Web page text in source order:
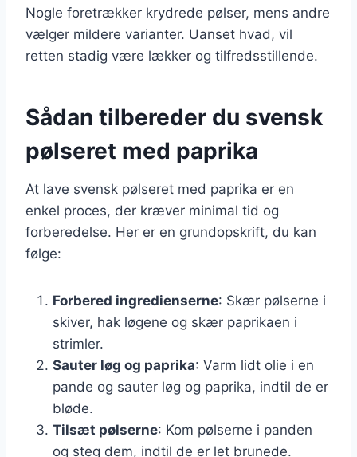
Nogle foretrækker krydrede pølser, mens andre
vælger mildere varianter. Uanset hvad, vil
retten stadig være lækker og tilfredsstillende.
Sådan tilbereder du svensk
pølseret med paprika
At lave svensk pølseret med paprika er en
enkel proces, der kræver minimal tid og
forberedelse. Her er en grundopskrift, du kan
følge:
Forbered ingredienserne: Skær pølserne i
skiver, hak løgene og skær paprikaen i
strimler.
Sauter løg og paprika: Varm lidt olie i en
pande og sauter løg og paprika, indtil de er
bløde.
Tilsæt pølserne: Kom pølserne i panden
og steg dem, indtil de er let brunede.